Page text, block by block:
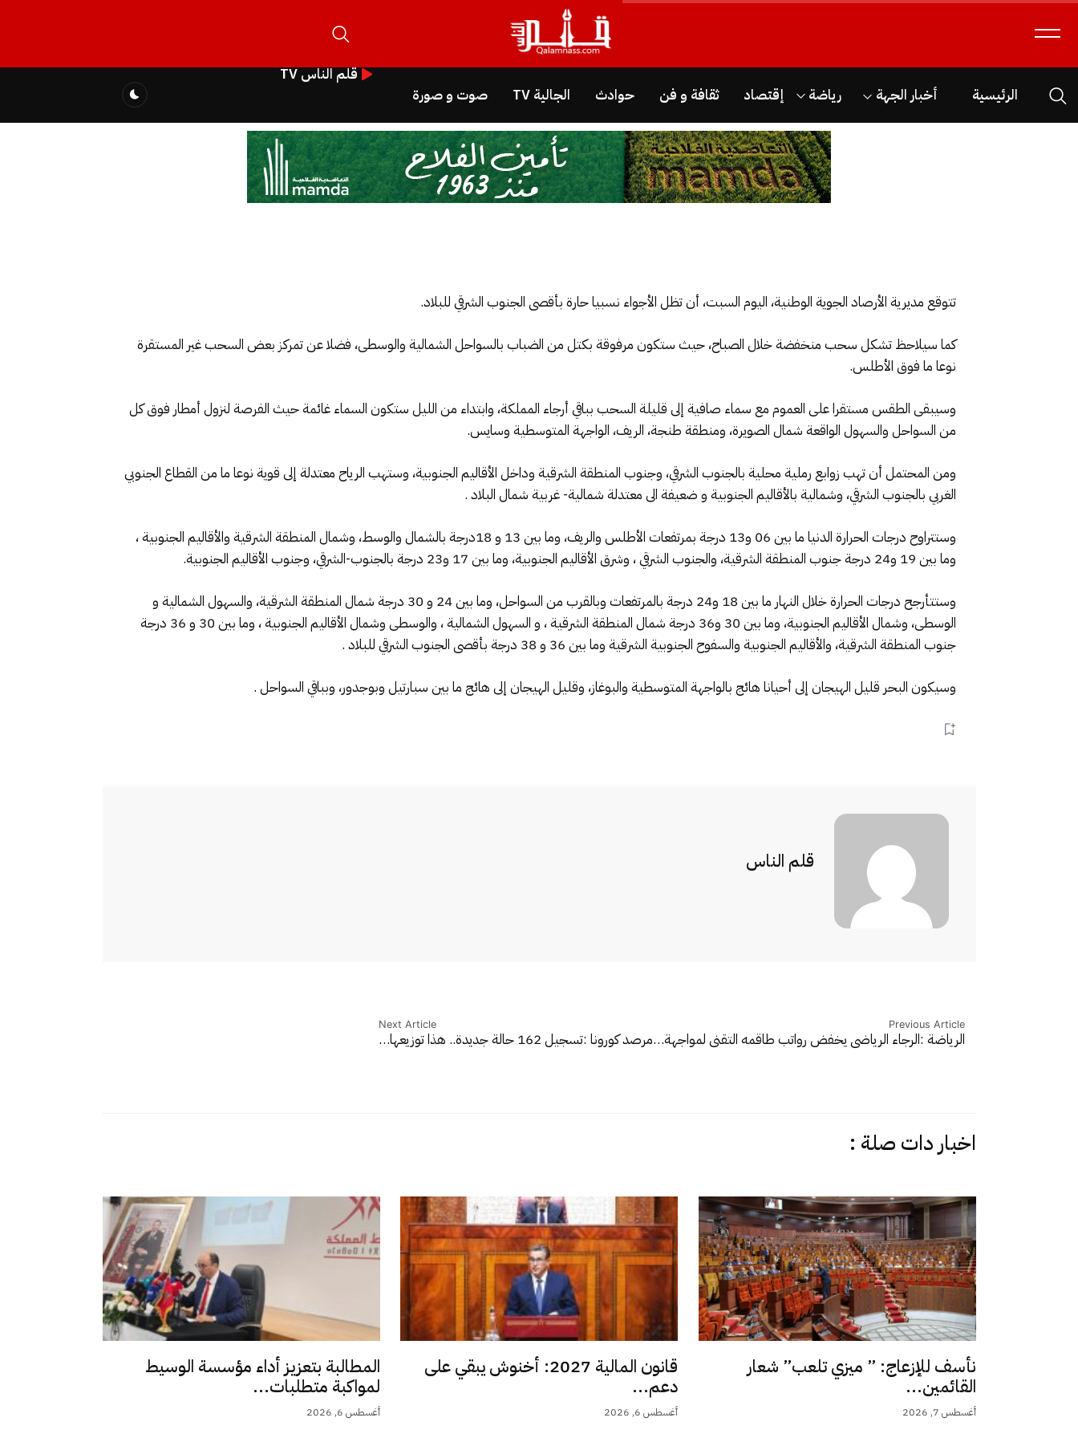
الرئيسية أخبار الجهة رياضة إقتصاد ثقافة و فن حوادث الجالية TV صوت و صورة
قلم الناس TV
تتوقع مديرية الأرصاد الجوية الوطنية، اليوم السبت، أن تظل الأجواء نسبيا حارة بأقصى الجنوب الشرقي للبلاد.
كما سيلاحظ تشكل سحب منخفضة خلال الصباح، حيث ستكون مرفوقة بكتل من الضباب بالسواحل الشمالية والوسطى، فضلا عن تمركز بعض السحب غير المستقرة
نوعا ما فوق الأطلس.
وسيبقى الطقس مستقرا على العموم مع سماء صافية إلى قليلة السحب بباقي أرجاء المملكة، وابتداء من الليل ستكون السماء غائمة حيث الفرصة لنزول أمطار فوق كل
من السواحل والسهول الواقعة شمال الصويرة، ومنطقة طنجة، الريف، الواجهة المتوسطية وسايس.
ومن المحتمل أن تهب زوابع رملية محلية بالجنوب الشرقي، وجنوب المنطقة الشرقية وداخل الأقاليم الجنوبية، وستهب الرياح معتدلة إلى قوية نوعا ما من القطاع الجنوبي
الغربي بالجنوب الشرقي، وشمالية بالأقاليم الجنوبية و ضعيفة الى معتدلة شمالية- غربية شمال البلاد .
وستتراوح درجات الحرارة الدنيا ما بين 06 و13 درجة بمرتفعات الأطلس والريف، وما بين 13 و 18درجة بالشمال والوسط، وشمال المنطقة الشرقية والأقاليم الجنوبية ،
وما بين 19 و24 درجة جنوب المنطقة الشرقية، والجنوب الشرقي ، وشرق الأقاليم الجنوبية، وما بين 17 و23 درجة بالجنوب-الشرقي، وجنوب الأقاليم الجنوبية.
وستتأرجح درجات الحرارة خلال النهار ما بين 18 و24 درجة بالمرتفعات وبالقرب من السواحل، وما بين 24 و 30 درجة شمال المنطقة الشرقية، والسهول الشمالية و
الوسطى، وشمال الأقاليم الجنوبية، وما بين 30 و36 درجة شمال المنطقة الشرقية ، و السهول الشمالية ، والوسطى وشمال الأقاليم الجنوبية ، وما بين 30 و 36 درجة
جنوب المنطقة الشرقية، والأقاليم الجنوبية والسفوح الجنوبية الشرقية وما بين 36 و 38 درجة بأقصى الجنوب الشرقي للبلاد .
وسيكون البحر قليل الهيجان إلى أحيانا هائج بالواجهة المتوسطية والبوغاز، وقليل الهيجان إلى هائج ما بين سبارتيل وبوجدور، وبباقي السواحل .
قلم الناس
Previous Article
الرياضة :الرجاء الرياضي يخفض رواتب طاقمه التقني لمواجهة…
Next Article
مرصد كورونا :تسجيل 162 حالة جديدة.. هذا توزيعها…
اخبار دات صلة :
نأسف للإزعاج: ” ميزي تلعب” شعار
القائمين...
أغسطس 7, 2026
قانون المالية 2027: أخنوش يبقي على
دعم...
أغسطس 6, 2026
المطالبة بتعزيز أداء مؤسسة الوسيط
لمواكبة متطلبات...
أغسطس 6, 2026